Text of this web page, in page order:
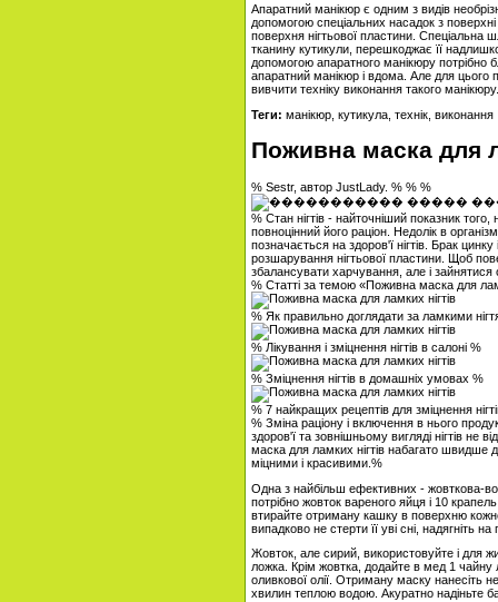
Апаратний манікюр є одним з видів
допомогою спеціальних насадок з
поверхня нігтьової пластини. Спеціальна
тканину кутикули, перешкоджає її
допомогою апаратного манікюру
апаратний манікюр і вдома. Але для цього
вивчити техніку виконання такого манікюру.
Теги: манікюр, кутикула, технік, виконання
Поживна маска для
% Sestr, автор JustLady. % % %
% Стан нігтів - найточніший показник
повноцінний його раціон. Недолік в
позначається на здоров'ї нігтів. Брак
розшарування нігтьової пластини. Щоб
збалансувати харчування, але і
% Статті за темою «Поживна маска для
% Як правильно доглядати за ламкими
% Лікування і зміцнення нігтів в салоні %
% Зміцнення нігтів в домашніх умовах %
% 7 найкращих рецептів для зміцнення
% Зміна раціону і включення в нього
здоров'ї та зовнішньому вигляді нігтів не
маска для ламких нігтів набагато швидше
міцними і красивими.%
Одна з найбільш ефективних - жовткова-
потрібно жовток вареного яйця і 10
втирайте отриману кашку в поверхню
випадково не стерти її уві сні, надягніть на
Жовток, але сирий, використовуйте і для
ложка. Крім жовтка, додайте в мед 1
оливкової олії. Отриману маску нанесіть
хвилин теплою водою. Акуратно надіньте